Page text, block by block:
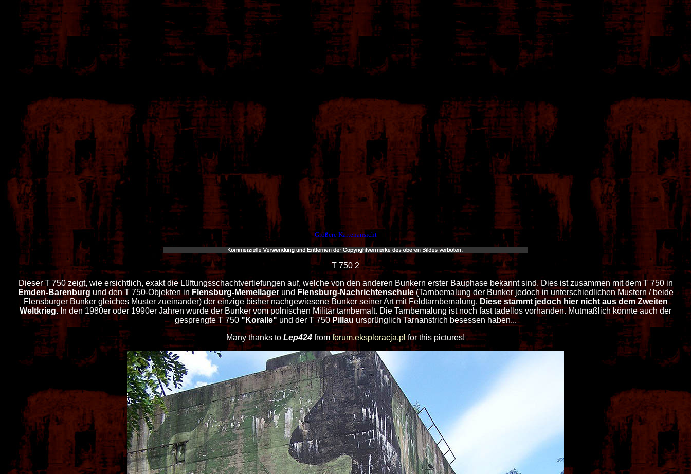
Größere Kartenansicht
T 750 2
Dieser T 750 zeigt, wie ersichtlich, exakt die Lüftungsschachtvertiefungen auf, welche von den anderen Bunkern erster Bauphase bekannt sind. Dies ist zusammen mit dem T 750 in
Emden-Barenburgund den T 750-Objekten in Flensburg-Memellager und Flensburg-Nachrichtenschule(Tarnbemalung der Bunker jedoch in unterschiedlichen Mustern / beide
Flensburger Bunker gleiches Muster zueinander) der einzige bisher nachgewiesene Bunker seiner Art mit Feldtarnbemalung. Diese stammt jedoch hier nicht aus dem Zweiten
Weltkrieg.In den 1980er oder 1990er Jahren wurde der Bunker vom polnischen Militär tarnbemalt. Die Tarnbemalung ist noch fast tadellos vorhanden. Mutmaßlich könnte auch der
gesprengte T 750 "Koralle" und der T 750Pillau ursprünglich Tarnanstrich besessen haben...
Many thanks to Lep424 fromforum.eksploracja.plfor this pictures!